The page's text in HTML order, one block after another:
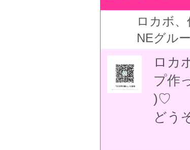
ロカボ
NEグル
ロカ
プ作
)♡
どう